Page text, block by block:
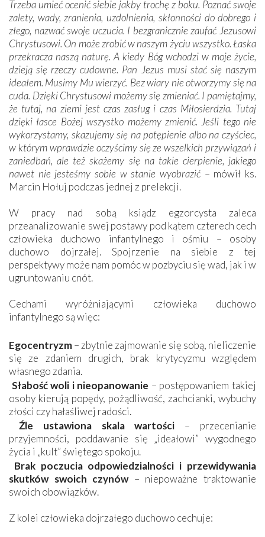
Trzeba umieć ocenić siebie jakby trochę z boku. Poznać swoje
zalety, wady, zranienia, uzdolnienia, skłonności do dobrego i
złego, nazwać swoje uczucia. I bezgranicznie zaufać Jezusowi
Chrystusowi. On może zrobić w naszym życiu wszystko. Łaska
przekracza naszą naturę. A kiedy Bóg wchodzi w moje życie,
dzieją się rzeczy cudowne. Pan Jezus musi stać się naszym
ideałem. Musimy Mu wierzyć. Bez wiary nie otworzymy się na
cuda. Dzięki Chrystusowi możemy się zmieniać. I pamiętajmy,
że tutaj, na ziemi jest czas zasług i czas Miłosierdzia. Tutaj
dzięki łasce Bożej wszystko możemy zmienić. Jeśli tego nie
wykorzystamy, skazujemy się na potępienie albo na czyściec,
w którym wprawdzie oczyścimy się ze wszelkich przywiązań i
zaniedbań, ale też skażemy się na takie cierpienie, jakiego
nawet nie jesteśmy sobie w stanie wyobrazić – mówił ks.
Marcin Hołuj podczas jednej z prelekcji.
W pracy nad sobą ksiądz egzorcysta zaleca
przeanalizowanie swej postawy pod kątem czterech cech
człowieka duchowo infantylnego i ośmiu – osoby
duchowo dojrzałej. Spojrzenie na siebie z tej
perspektywy może nam pomóc w pozbyciu się wad, jak i w
ugruntowaniu cnót.
Cechami wyróżniającymi człowieka duchowo
infantylnego są więc:
Egocentryzm– zbytnie zajmowanie się sobą, nieliczenie
się ze zdaniem drugich, brak krytycyzmu względem
własnego zdania.
Słabość woli i nieopanowanie – postępowaniem takiej
osoby kierują popędy, pożądliwość, zachcianki, wybuchy
złości czy hałaśliwej radości.
Źle ustawiona skala wartości – przecenianie
przyjemności, poddawanie się „ideałowi” wygodnego
życia i „kult” świętego spokoju.
Brak poczucia odpowiedzialności i przewidywania
skutków swoich czynów – niepoważne traktowanie
swoich obowiązków.
Z kolei człowieka dojrzałego duchowo cechuje: